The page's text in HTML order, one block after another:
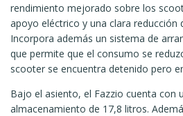
rendimiento mejorado sobre los
apoyo eléctrico y una clara reducción
Incorpora además un sistema de
que permite que el consumo se
scooter se encuentra detenido pero
Bajo el asiento, el Fazzio cuenta con
almacenamiento de 17,8 litros.